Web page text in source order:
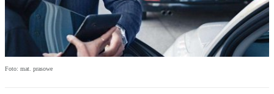
Foto: mat. prasowe